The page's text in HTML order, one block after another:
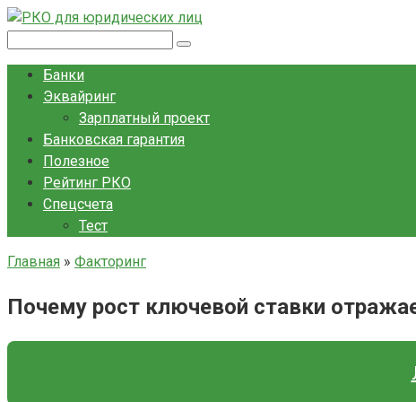
Перейти
Банки
Эквайринг
Зарплатный проект
Банковская гарантия
Полезное
Рейтинг РКО
Спецсчета
Тест
Главная » Факторинг
Почему рост ключевой ставки